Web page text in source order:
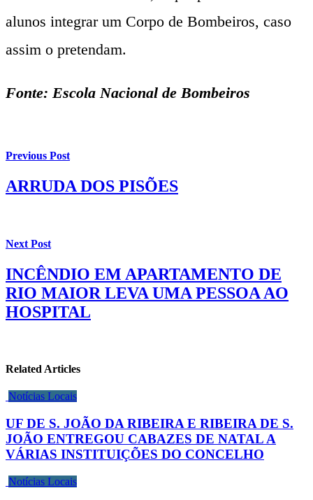
alunos integrar um Corpo de Bombeiros, caso
assim o pretendam.
Fonte: Escola Nacional de Bombeiros
Previous Post
ARRUDA DOS PISÕES
Next Post
INCÊNDIO EM APARTAMENTO DE
RIO MAIOR LEVA UMA PESSOA AO
HOSPITAL
Related Articles
Notícias Locais
UF DE S. JOÃO DA RIBEIRA E RIBEIRA DE S.
JOÃO ENTREGOU CABAZES DE NATAL A
VÁRIAS INSTITUIÇÕES DO CONCELHO
Notícias Locais